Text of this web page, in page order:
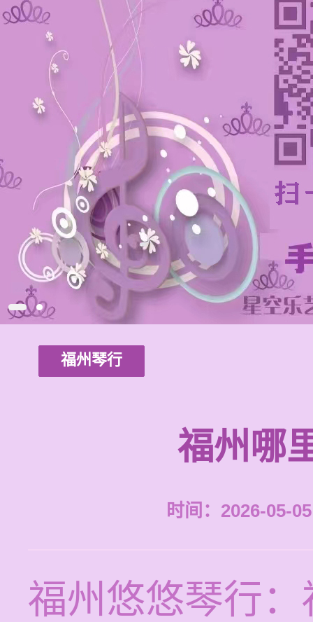
福州琴行
福州哪
时间：2026-05-
福州悠悠琴行